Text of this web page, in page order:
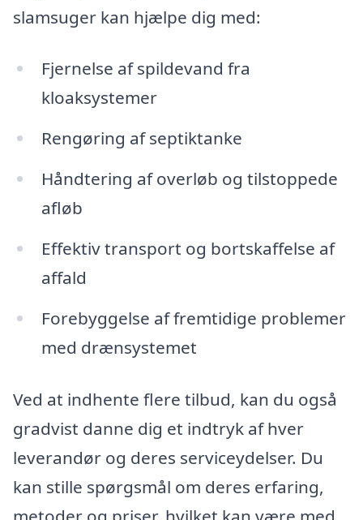
slamsuger kan hjælpe dig med:
Fjernelse af spildevand fra
kloaksystemer
Rengøring af septiktanke
Håndtering af overløb og tilstoppede
afløb
Effektiv transport og bortskaffelse af
affald
Forebyggelse af fremtidige problemer
med drænsystemet
Ved at indhente flere tilbud, kan du også
gradvist danne dig et indtryk af hver
leverandør og deres serviceydelser. Du
kan stille spørgsmål om deres erfaring,